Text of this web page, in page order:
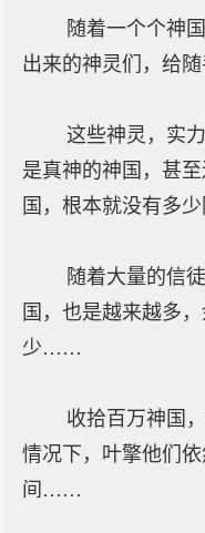
随着一个个神国
出来的神灵们，给随
这些神灵，实力
是真神的神国，甚
国，根本就没有多少
随着大量的信徒
国，也是越来越多
少……
收拾百万神国，
情况下，叶擎他们
间……